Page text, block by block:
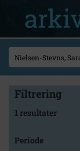
Filtrering
1 resultater
Periode